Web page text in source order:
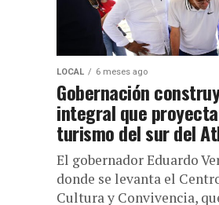
LOCAL 6 meses ago
Gobernación
integral que
turismo del sur del
El gobernador Eduardo
donde se levanta el
Cultura y Convivencia,